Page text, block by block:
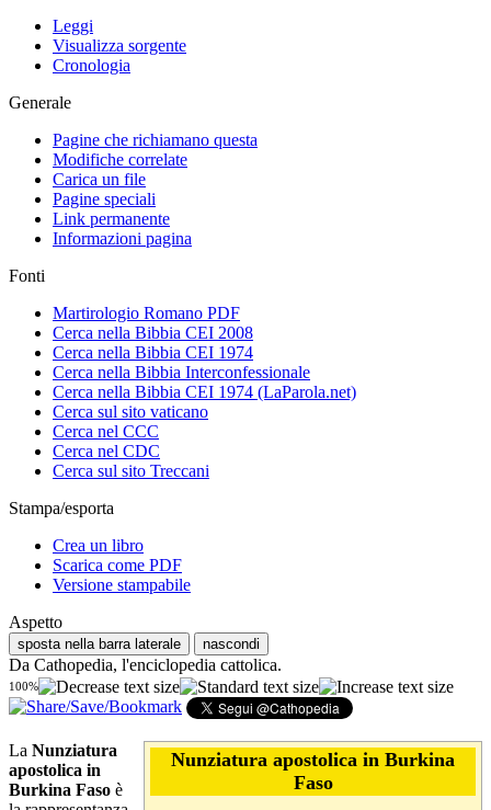
Leggi
Visualizza sorgente
Cronologia
Generale
Pagine che richiamano questa
Modifiche correlate
Carica un file
Pagine speciali
Link permanente
Informazioni pagina
Fonti
Martirologio Romano PDF
Cerca nella Bibbia CEI 2008
Cerca nella Bibbia CEI 1974
Cerca nella Bibbia Interconfessionale
Cerca nella Bibbia CEI 1974 (LaParola.net)
Cerca sul sito vaticano
Cerca nel CCC
Cerca nel CDC
Cerca sul sito Treccani
Stampa/esporta
Crea un libro
Scarica come PDF
Versione stampabile
Aspetto
sposta nella barra laterale nascondi
Da Cathopedia, l'enciclopedia cattolica.
100%
Nunziatura apostolica in Burkina
Faso
La Nunziatura
apostolica in
Burkina Faso è